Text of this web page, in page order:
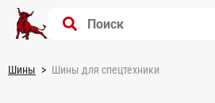
Шины Шины для спецтехники